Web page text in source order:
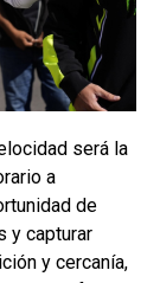
será la
a
de
y capturar
y cercanía,